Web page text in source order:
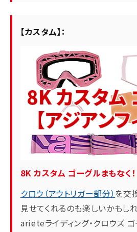
【カスタム】：
8K カスタム ゴーグルまもなく！
クロウ（アウトリガー部分） を交
見せてくれるのも楽しいかもし
arieteライディング・クロウズ